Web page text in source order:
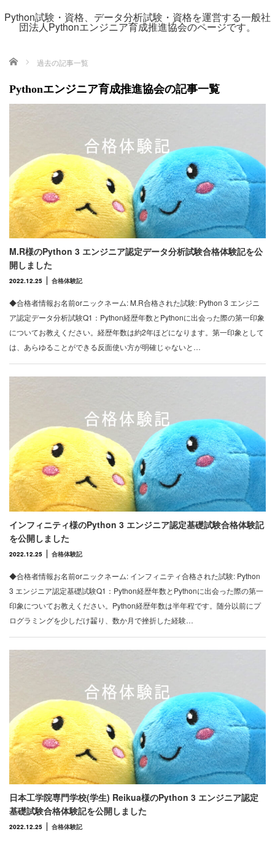
Python試験・資格、データ分析試験・資格を運営する一般社
団法人Pythonエンジニア育成推進協会のページです。
ホーム 過去の記事一覧
Pythonエンジニア育成推進協会の記事一覧
M.R様のPython 3 エンジニア認定データ分析試験合格体験記を公
開しました
2022.12.25 合格体験記
◆合格者情報お名前orニックネーム: M.R合格された試験: Python 3 エンジニ
ア認定データ分析試験Q1：Python経歴年数とPythonに出会った際の第一印象
についてお教えください。経歴年数は約2年ほどになります。第一印象として
は、あらゆることができる反面使い方が明確じゃないと…
インフィニティ様のPython 3 エンジニア認定基礎試験合格体験記
を公開しました
2022.12.25 合格体験記
◆合格者情報お名前orニックネーム: インフィニティ合格された試験: Python
3 エンジニア認定基礎試験Q1：Python経歴年数とPythonに出会った際の第一
印象についてお教えください。Python経歴年数は半年程です。随分以前にプ
ログラミングを少しだけ齧り、数か月で挫折した経験…
日本工学院専門学校(学生) Reikua様のPython 3 エンジニア認定
基礎試験合格体験記を公開しました
2022.12.25 合格体験記